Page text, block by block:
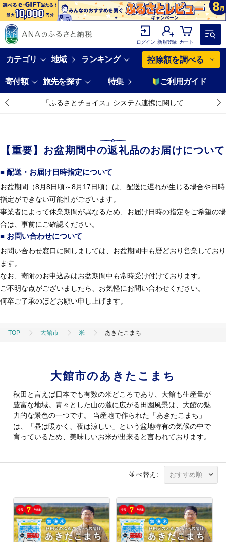
ログイン 新規登録 カート
カテゴリ 地域 ランキング 控除額を調べる
寄付額 旅先を探す 特集 ご利用ガイド
「ふるさとチョイス」システム連携に関して
【重要】お盆期間中の返礼品のお届けについて
■ 配送・お届け日時指定について
お盆期間（8月8日頃～8月17日頃）は、配送に遅れが生じる場合や日時
指定ができない可能性がございます。
事業者によって休業期間が異なるため、お届け日時の指定をご希望の場
合は、事前にご確認ください。
■ お問い合わせについて
お問い合わせ窓口に関しましては、お盆期間中も暦どおり営業しており
ます。
なお、寄附のお申込みはお盆期間中も常時受け付けております。
ご不明な点がございましたら、お気軽にお問い合わせください。
何卒ご了承のほどお願い申し上げます。
TOP 大館市 米 あきたこまち
大館市のあきたこまち
秋田と言えば日本でも有数の米どころであり、大館も生産量が
豊富な地域。青々とした山の麓に広がる田園風景は、大館の魅
力的な景色の一つです。 当産地で作られた「あきたこまち」
は、「昼は暖かく、夜は涼しい」という盆地特有の気候の中で
育っているため、美味しいお米が出来ると言われております。
並べ替え: